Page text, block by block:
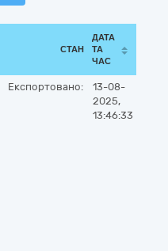
СТАН
ДАТА
ТА
ЧАС
Експортовано:
13-08-
2025,
13:46:33